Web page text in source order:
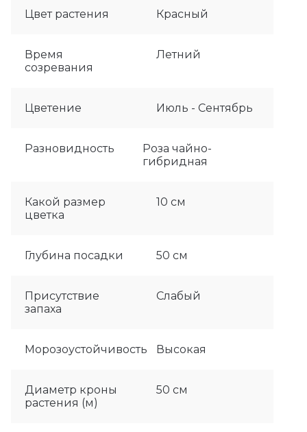
Цвет растения Красный
Время
созревания
Летний
Цветение Июль - Сентябрь
Разновидность
Роза чайно-
гибридная
Какой размер
цветка
10 см
Глубина посадки 50 см
Присутствие
запаха
Слабый
Морозоустойчивость Высокая
Диаметр кроны
растения (м)
50 см